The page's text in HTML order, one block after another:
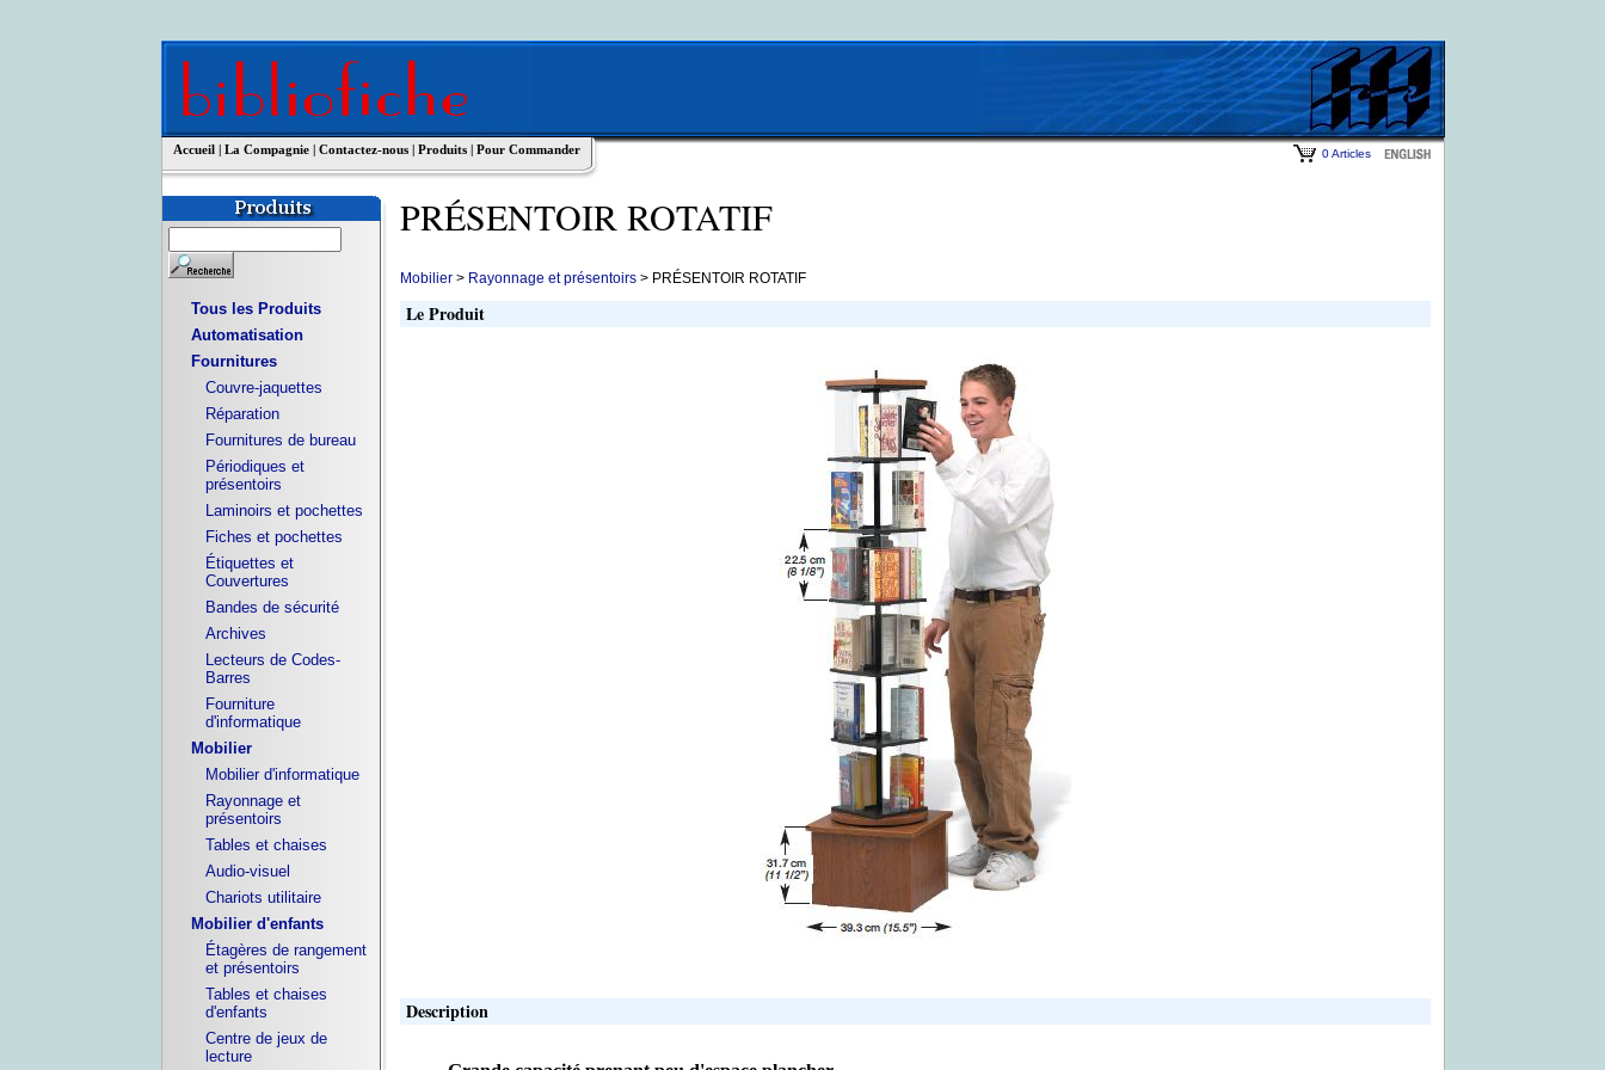
Accueil | La Compagnie | Contactez-nous | Produits | Pour Commander 0 Articles
Tous les Produits
Automatisation
Fournitures
Couvre-jaquettes
Réparation
Fournitures de bureau
Périodiques et
présentoirs
Laminoirs et pochettes
Fiches et pochettes
Étiquettes et
Couvertures
Bandes de sécurité
Archives
Lecteurs de Codes-
Barres
Fourniture
d'informatique
Mobilier
Mobilier d'informatique
Rayonnage et
présentoirs
Tables et chaises
Audio-visuel
Chariots utilitaire
Mobilier d'enfants
Étagères de rangement
et présentoirs
Tables et chaises
d'enfants
Centre de jeux de
lecture
PRÉSENTOIR ROTATIF
Mobilier > Rayonnage et présentoirs> PRÉSENTOIR ROTATIF
Le Produit
Description